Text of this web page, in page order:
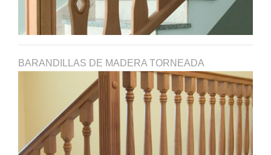
BARANDILLAS DE MADERA TORNEADA